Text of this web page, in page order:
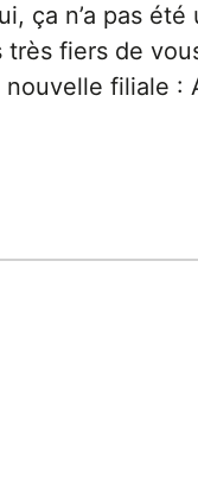
ça n’a pas été
très fiers de
nouvelle filiale :